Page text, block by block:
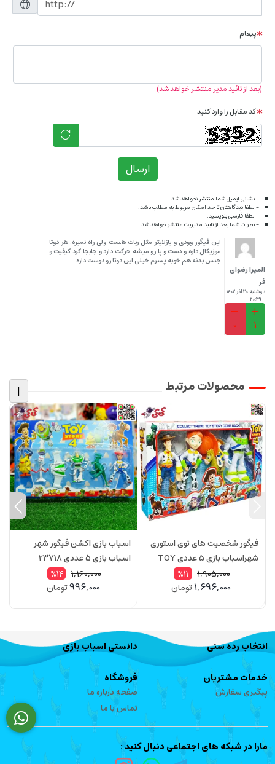
پیغام
(بعد از تائید مدیر منتشر خواهد شد)
کد مقابل را وارد کنید
ارسال
- نشانی ایمیل شما منتشر نخواهد شد.
- لطفا دیدگاهتان تا حد امکان مربوط به مطلب باشد.
- لطفا فارسی بنویسید.
- نظرات شما بعد از تایید مدیریت منتشر خواهد شد
المیرا رضوان
فر
دوشنبه 20 آذر 1402
- 20:29
1
0
این فیگور وودی و بازلایتر مثل ربات هست ولی راه نمیره. هر دوتا
موزیکال داره و دست و پا رو میشه حرکت دارد و جابجا کرد.کیفیت و
جنس بدنه هم خوبه.پسرم خیلی این دوتا رو دوست داره.
محصولات مرتبط |
فیگور شخصیت های توی استوری
شهراسباب بازی 5 عددی TOY
STORY4
1,905,000
%11
1,696,000تومان
اسباب بازی اکشن فیگور شهر
اسباب بازی 5 عددی 23718
1,160,000
%14
996,000تومان
انتخاب رده سنی دانستی اسباب بازی
خدمات مشتریان
پیگیری سفارش
فروشگاه
صفحه درباره ما
تماس با ما
مارا در شبکه های اجتماعی دنبال کنید :